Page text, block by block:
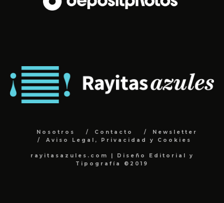
Nosotros Contacto
Newsletter
Aviso Legal, Privacidad y Cookies
rayitasazules.com | Diseño Editorial y
Tipografía ©2019